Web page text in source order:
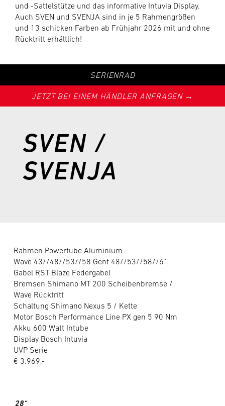
und -Sattelstütze und das informative Intuvia Display.
Auch SVEN und SVENJA sind in je 5 Rahmengrößen
und 13 schicken Farben ab Frühjahr 2026 mit und ohne
Rücktritt erhältlich!
SERIENRAD
JETZT BEI EINEM HÄNDLER ANFRAGEN →
SVEN /
SVENJA
Rahmen Powertube Aluminium
Wave 43//48//53//58 Gent 48//53//58//61
Gabel RST Blaze Federgabel
Bremsen Shimano MT 200 Scheibenbremse /
Wave Rücktritt
Schaltung Shimano Nexus 5 / Kette
Motor Bosch Performance Line PX gen 5 90 Nm
Akku 600 Watt Intube
Display Bosch Intuvia
UVP Serie
€ 3.969,-
28“